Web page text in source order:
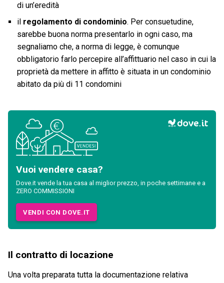
di un’eredità
il regolamento di condominio. Per consuetudine,
sarebbe buona norma presentarlo in ogni caso, ma
segnaliamo che, a norma di legge, è comunque
obbligatorio farlo percepire all’affittuario nel caso in cui la
proprietà da mettere in affitto è situata in un condominio
abitato da più di 11 condomini
Vuoi vendere casa?
Dove.it vende la tua casa al miglior prezzo, in poche settimane e a
ZERO COMMISSIONI
VENDI CON DOVE.IT
Il contratto di locazione
Una volta preparata tutta la documentazione relativa